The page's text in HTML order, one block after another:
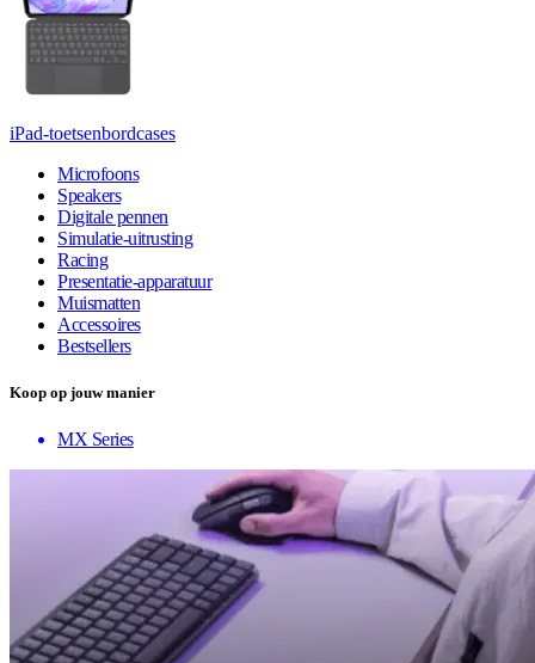
iPad-toetsenbordcases
Microfoons
Speakers
Digitale pennen
Simulatie-uitrusting
Racing
Presentatie-apparatuur
Muismatten
Accessoires
Bestsellers
Koop op jouw manier
MX Series